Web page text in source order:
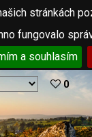
stránkách
fungovalo
a souhlasím
0